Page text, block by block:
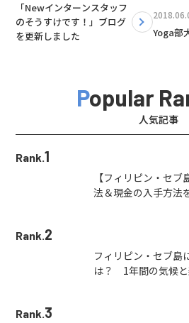
「Newインターンスタッフ
のそうすけです！」ブログ
を更新しました
Yoga部
Popular
人気記事
Rank.1
【フィリピン・セ
法＆現金の入手方法
Rank.2
フィリピン・セブ島
は？ 1年間の気候
Rank.3